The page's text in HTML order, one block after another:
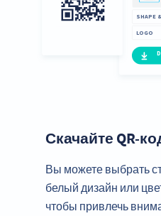
Скачайте QR-
Вы можете выбрать
белый дизайн или
чтобы привлечь